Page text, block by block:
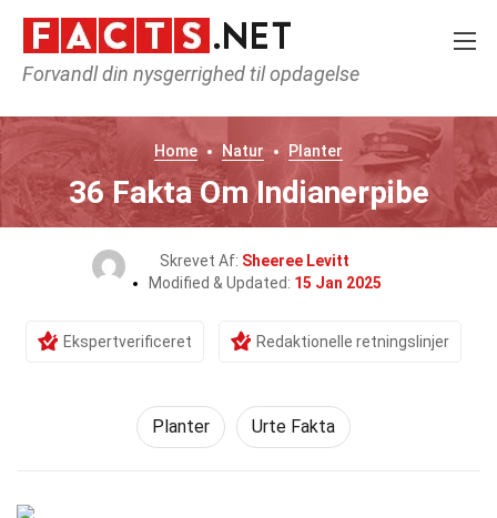
Forvandl din nysgerrighed til opdagelse
Home Natur Planter
36 Fakta Om Indianerpibe
Skrevet Af: Sheeree Levitt
Modified & Updated: 15 Jan 2025
Ekspertverificeret Redaktionelle retningslinjer
Planter Urte Fakta